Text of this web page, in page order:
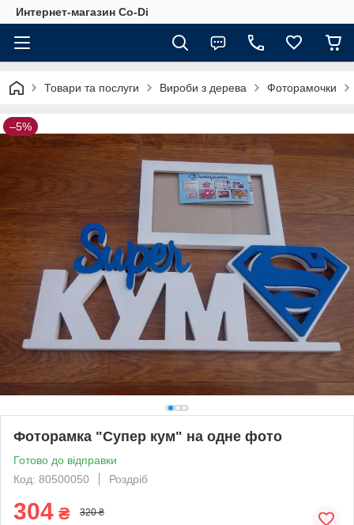
Интернет-магазин Co-Di
Товари та послуги Вироби з дерева Фоторамочки
–5%
Фоторамка "Супер кум" на одне фото
Готово до відправки
Код: 80500050
Роздріб
304 ₴ 320 ₴